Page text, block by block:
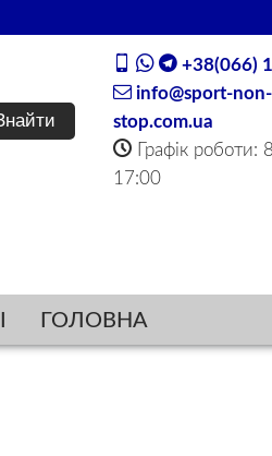
+38(066)
info@sport-non-
stop.com.ua
Графік роботи:
17:00
ГОЛОВНА